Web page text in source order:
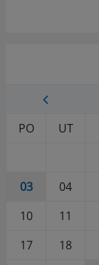
PO
UT
03
04
10
11
17
18